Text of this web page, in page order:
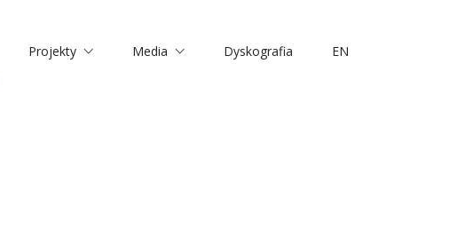
Projekty Media Dyskografia EN